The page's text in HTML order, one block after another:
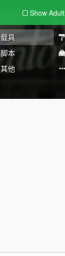
Show Adult
载具
脚本
其他